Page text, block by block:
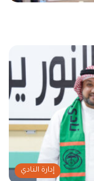
إدارة النادي